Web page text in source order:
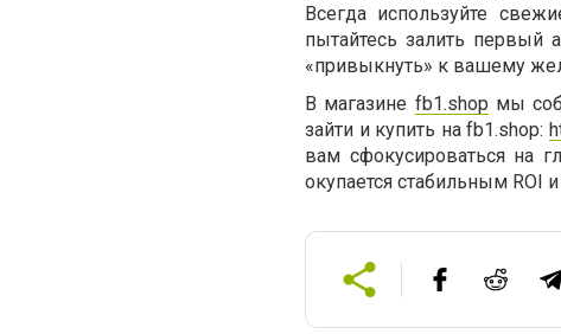
Всегда используйте
пытайтесь залить первый
«привыкнуть» к вашему
В магазине fb1.shop мы
зайти и купить на fb1.shop:
вам сфокусироваться на
окупается стабильным ROI